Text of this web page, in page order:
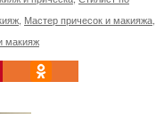
Мастер причесок и макияжа
макияж